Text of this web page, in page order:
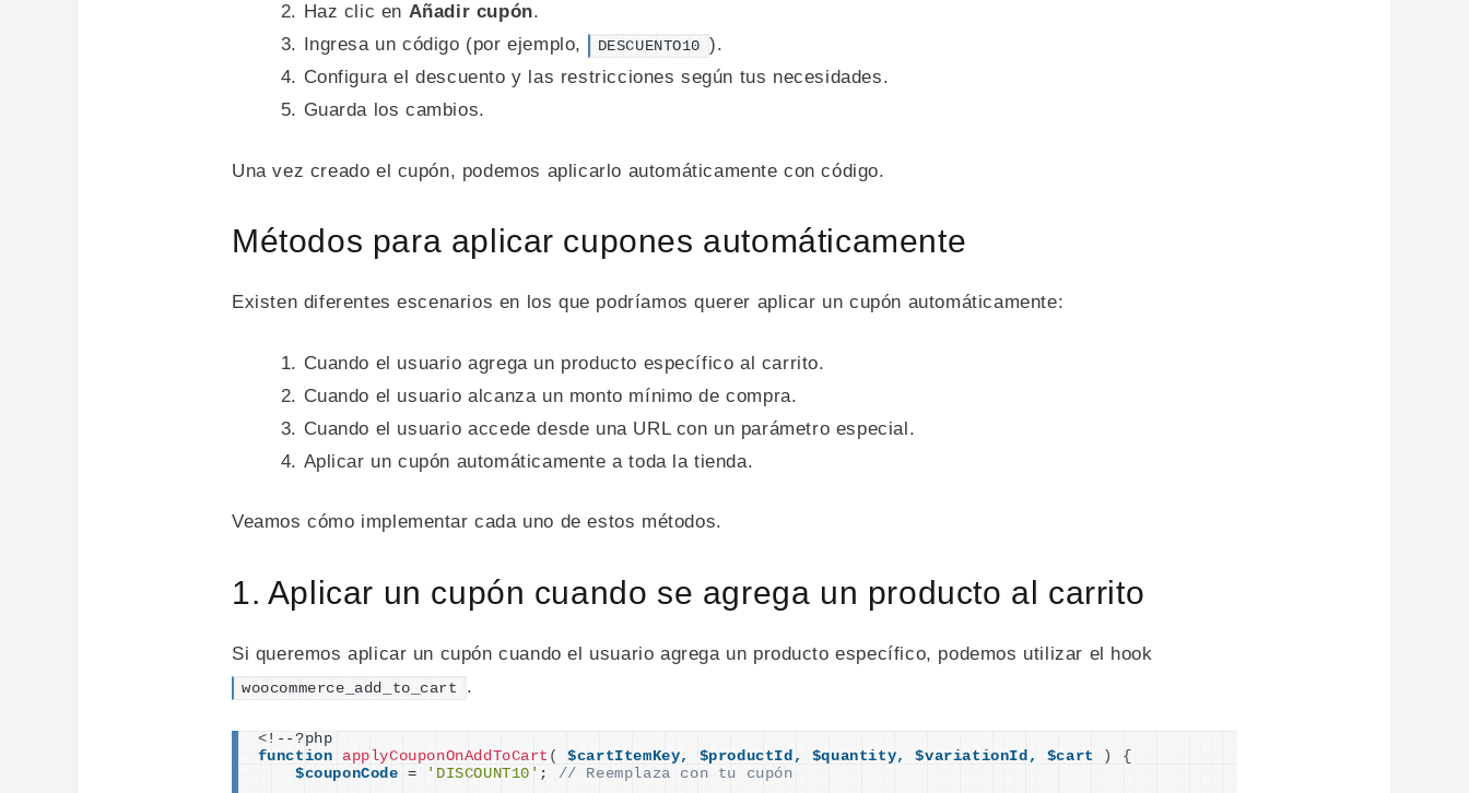
Haz clic en Añadir cupón.
Ingresa un código (por ejemplo,
DESCUENTO10
).
Configura el descuento y las restricciones según tus necesidades.
Guarda los cambios.
Una vez creado el cupón, podemos aplicarlo automáticamente con código.
Métodos para aplicar cupones automáticamente
Existen diferentes escenarios en los que podríamos querer aplicar un cupón automáticamente:
Cuando el usuario agrega un producto específico al carrito.
Cuando el usuario alcanza un monto mínimo de compra.
Cuando el usuario accede desde una URL con un parámetro especial.
Aplicar un cupón automáticamente a toda la tienda.
Veamos cómo implementar cada uno de estos métodos.
1. Aplicar un cupón cuando se agrega un producto al carrito
Si queremos aplicar un cupón cuando el usuario agrega un producto específico, podemos utilizar el hook
woocommerce_add_to_cart .
< !--?php
function
applyCouponOnAddToCart ( $cartItemKey, $productId, $quantity, $variationId, $cart )
{
$couponCode = 'DISCOUNT10' ; // Reemplaza con tu cupón